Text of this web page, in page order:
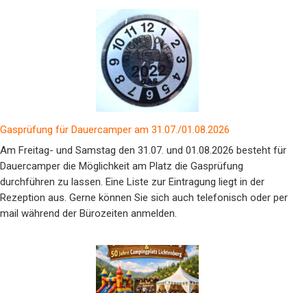
Gasprüfung für Dauercamper am 31.07./01.08.2026
Am Freitag- und Samstag den 31.07. und 01.08.2026 besteht für
Dauercamper die Möglichkeit am Platz die Gasprüfung
durchführen zu lassen. Eine Liste zur Eintragung liegt in der
Rezeption aus. Gerne können Sie sich auch telefonisch oder per
mail während der Bürozeiten anmelden.